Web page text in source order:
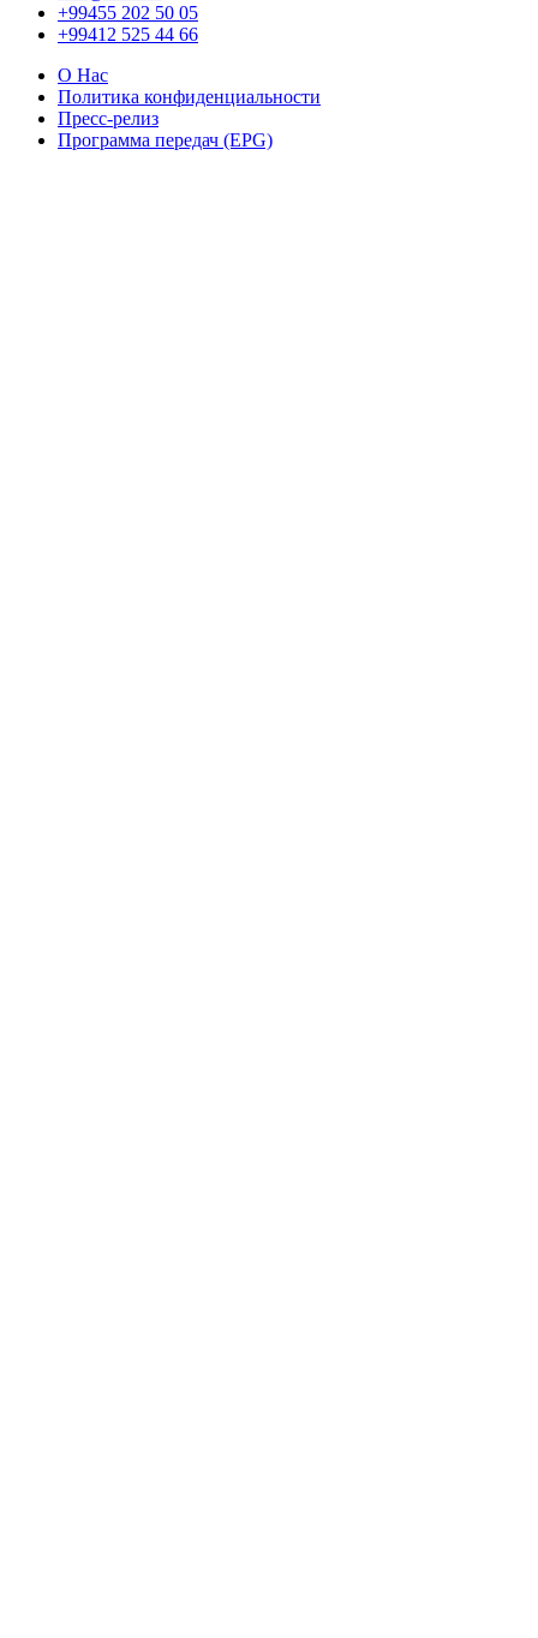
+99455 202 50 05
+99412 525 44 66
О Нас
Политика конфиденциальности
Пресс-релиз
Программа передач (EPG)